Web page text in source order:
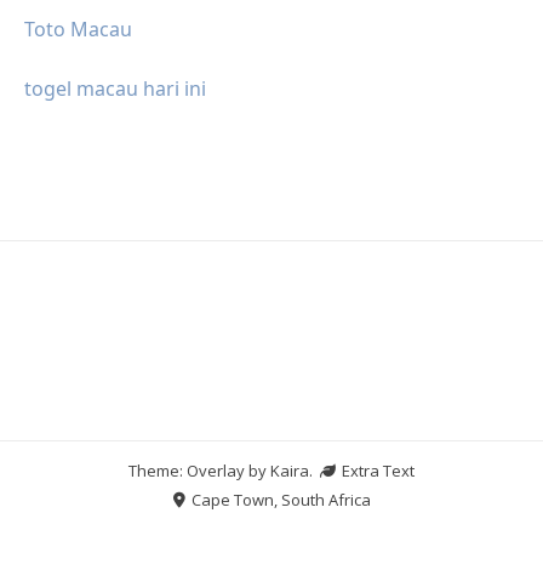
Toto Macau
togel macau hari ini
Theme: Overlay byKaira.
Extra Text
Cape Town, South Africa